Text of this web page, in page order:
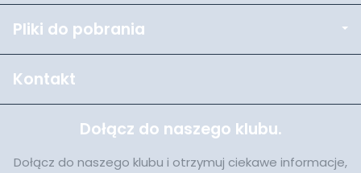
Pliki do pobrania
Kontakt
Dołącz do naszego klubu.
Dołącz do naszego klubu i otrzymuj ciekawe informacje,